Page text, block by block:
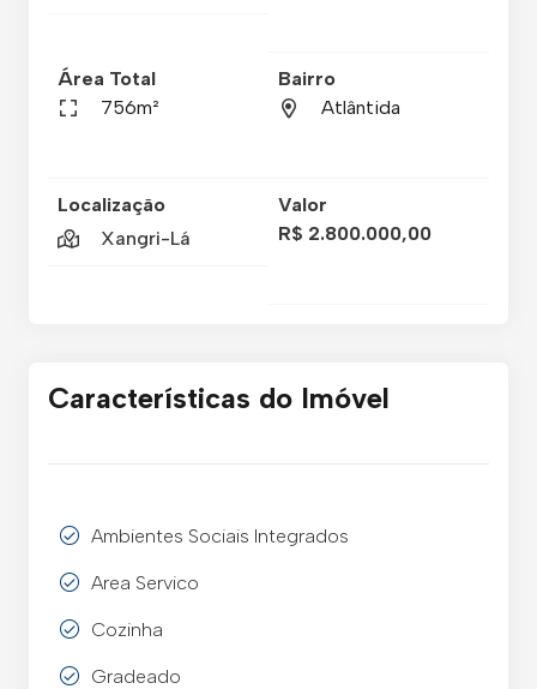
Área Total
756m²
Bairro
Atlântida
Localização
Xangri-Lá
Valor
R$ 2.800.000,00
Características do Imóvel
Ambientes Sociais Integrados
Area Servico
Cozinha
Gradeado